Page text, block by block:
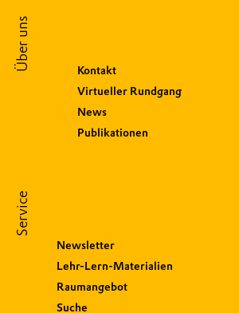
Über uns
Kontakt
Virtueller Rundgang
News
Publikationen
Service
Newsletter
Lehr-Lern-Materialien
Raumangebot
Suche